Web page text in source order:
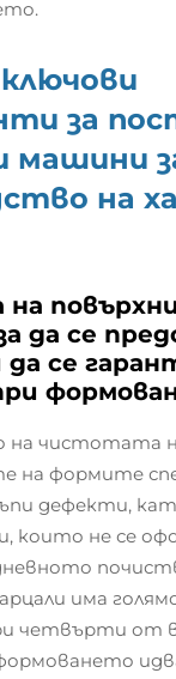
за
машини
на
на
да се
се
на чистотата
на формите
дефекти,
които не се
има
четвърти от